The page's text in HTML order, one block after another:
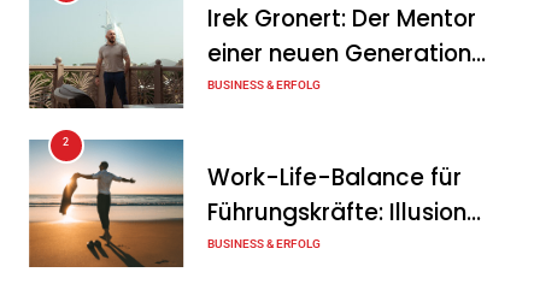
Geschäftsverlauf im
zweiten Quartal
Intersolar-Trend 2026:
Warum Batteriespeicher
zum wichtigsten Baustein
der Energiewende werden
Irek Gronert: Der Mentor
einer neuen Generation
von Unternehmern
BUSINESS & ERFOLG
2
Work-Life-Balance für
Führungskräfte: Illusion
oder echte Chance?
BUSINESS & ERFOLG